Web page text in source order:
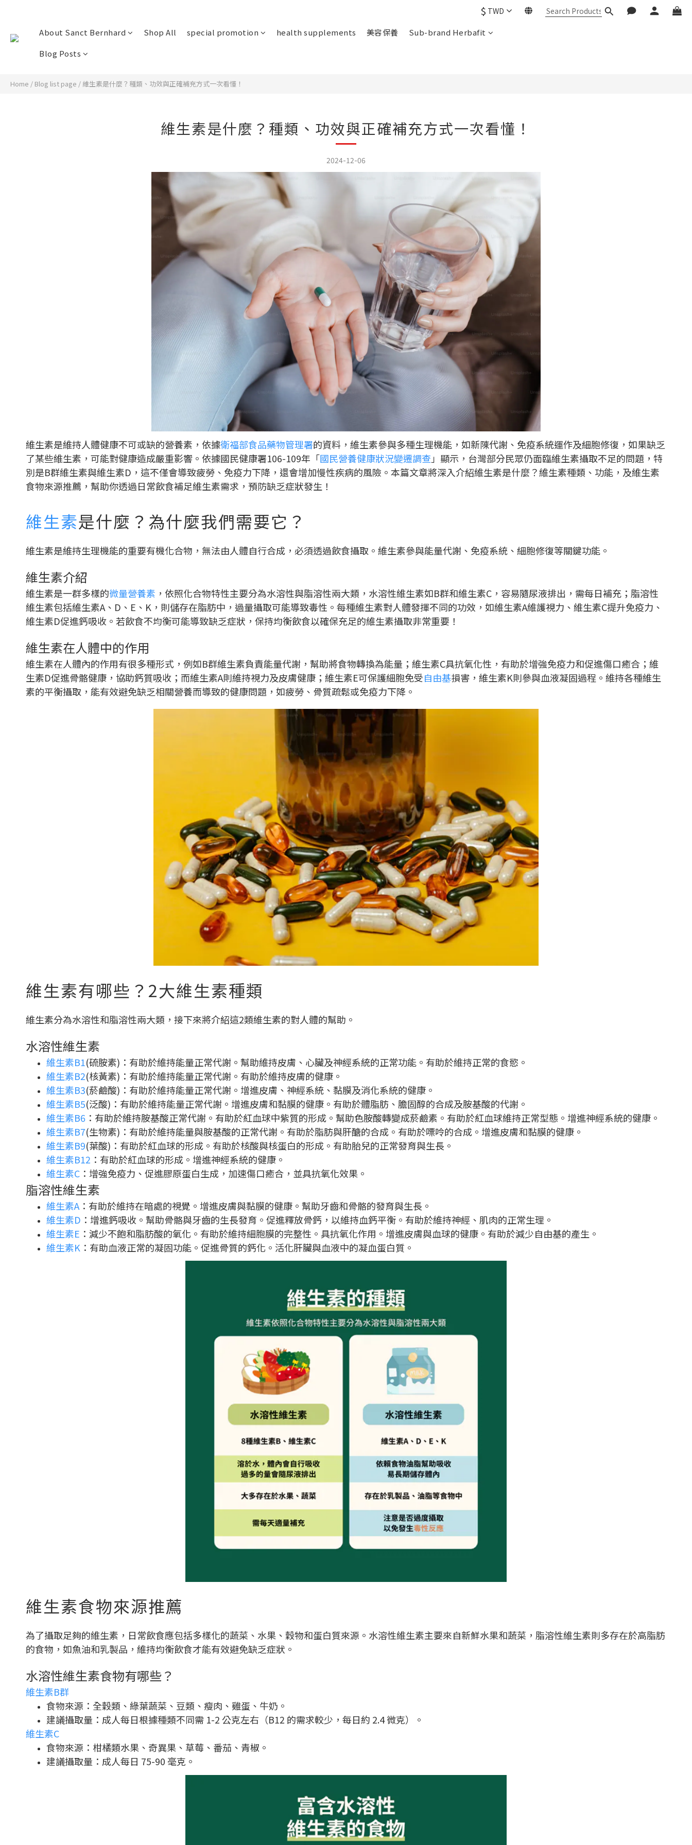
$ TWD
About Sanct Bernhard Shop All special promotion health supplements 美容保養
Sub-brand Herbafit
Blog Posts
Home / Blog list page / 維生素是什麼？種類、功效與正確補充方式一次看懂！
維生素是什麼？種類、功效與正確補充方式一次看懂！
2024-12-06
維生素是維持人體健康不可或缺的營養素，依據衛福部食品藥物管理署的資料，維生素參與多種生理機能，如新陳代謝、免疫系統運作及細胞修復，如果缺乏
了某些維生素，可能對健康造成嚴重影響。依據國民健康署106-109年「國民營養健康狀況變遷調查」顯示，台灣部分民眾仍面臨維生素攝取不足的問題，特
別是B群維生素與維生素D，這不僅會導致疲勞、免疫力下降，還會增加慢性疾病的風險。本篇文章將深入介紹維生素是什麼？維生素種類、功能，及維生素
食物來源推薦，幫助你透過日常飲食補足維生素需求，預防缺乏症狀發生！
維生素是什麼？為什麼我們需要它？
維生素是維持生理機能的重要有機化合物，無法由人體自行合成，必須透過飲食攝取。維生素參與能量代謝、免疫系統、細胞修復等關鍵功能。
維生素介紹
維生素是一群多樣的微量營養素 ，依照化合物特性主要分為水溶性與脂溶性兩大類，水溶性維生素如B群和維生素C，容易隨尿液排出，需每日補充；脂溶性
維生素包括維生素A、D、E、K，則儲存在脂肪中，過量攝取可能導致毒性。每種維生素對人體發揮不同的功效，如維生素A維護視力、維生素C提升免疫力、
維生素D促進鈣吸收。若飲食不均衡可能導致缺乏症狀，保持均衡飲食以確保充足的維生素攝取非常重要！
維生素在人體中的作用
維生素在人體內的作用有很多種形式，例如B群維生素負責能量代謝，幫助將食物轉換為能量；維生素C具抗氧化性，有助於增強免疫力和促進傷口癒合；維
生素D促進骨骼健康，協助鈣質吸收；而維生素A則維持視力及皮膚健康；維生素E可保護細胞免受自由基損害，維生素K則參與血液凝固過程。維持各種維生
素的平衡攝取，能有效避免缺乏相關營養而導致的健康問題，如疲勞、骨質疏鬆或免疫力下降。
維生素有哪些？2大維生素種類
維生素分為水溶性和脂溶性兩大類，接下來將介紹這2類維生素的對人體的幫助。
水溶性維生素
維生素B1(硫胺素)：有助於維持能量正常代謝。幫助維持皮膚、心臟及神經系統的正常功能。有助於維持正常的食慾。
維生素B2(核黃素)：有助於維持能量正常代謝。有助於維持皮膚的健康。
維生素B3(菸鹼酸)：有助於維持能量正常代謝。增進皮膚、神經系統、黏膜及消化系統的健康。
維生素B5(泛酸)：有助於維持能量正常代謝。增進皮膚和黏膜的健康。有助於體脂肪、膽固醇的合成及胺基酸的代謝。
維生素B6 ：有助於維持胺基酸正常代謝。有助於紅血球中紫質的形成。幫助色胺酸轉變成菸鹼素。有助於紅血球維持正常型態。增進神經系統的健康。
維生素B7(生物素)：有助於維持能量與胺基酸的正常代謝。有助於脂肪與肝醣的合成。有助於嘌呤的合成。增進皮膚和黏膜的健康。
維生素B9(葉酸)：有助於紅血球的形成。有助於核酸與核蛋白的形成。有助胎兒的正常發育與生長。
維生素B12 ：有助於紅血球的形成。增進神經系統的健康。
維生素C ：增強免疫力、促進膠原蛋白生成，加速傷口癒合，並具抗氧化效果。
脂溶性維生素
維生素A ：有助於維持在暗處的視覺。增進皮膚與黏膜的健康。幫助牙齒和骨骼的發育與生長。
維生素D ：增進鈣吸收。幫助骨骼與牙齒的生長發育。促進釋放骨鈣，以維持血鈣平衡。有助於維持神經、肌肉的正常生理。
維生素E ：減少不飽和脂肪酸的氧化。有助於維持細胞膜的完整性。具抗氧化作用。增進皮膚與血球的健康。有助於減少自由基的產生。
維生素K ：有助血液正常的凝固功能。促進骨質的鈣化。活化肝臟與血液中的凝血蛋白質。
維生素食物來源推薦
為了攝取足夠的維生素，日常飲食應包括多樣化的蔬菜、水果、穀物和蛋白質來源。水溶性維生素主要來自新鮮水果和蔬菜，脂溶性維生素則多存在於高脂肪
的食物，如魚油和乳製品，維持均衡飲食才能有效避免缺乏症狀。
水溶性維生素食物有哪些？
維生素B群
食物來源：全穀類、綠葉蔬菜、豆類、瘦肉、雞蛋、牛奶。
建議攝取量：成人每日根據種類不同需 1-2 公克左右（B12 的需求較少，每日約 2.4 微克）。
維生素C
食物來源：柑橘類水果、奇異果、草莓、番茄、青椒。
建議攝取量：成人每日 75-90 毫克。